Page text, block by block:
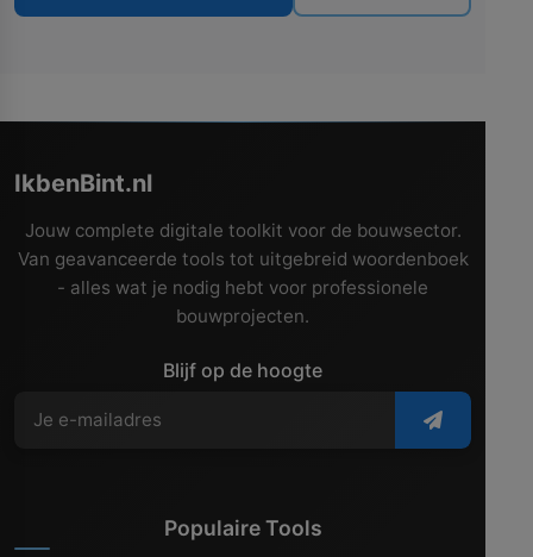
IkbenBint.nl
Jouw complete digitale toolkit voor de bouwsector.
Van geavanceerde tools tot uitgebreid woordenboek
- alles wat je nodig hebt voor professionele
bouwprojecten.
Blijf op de hoogte
Populaire Tools